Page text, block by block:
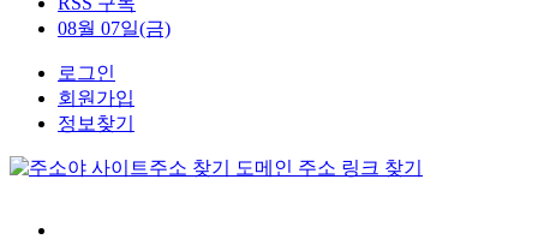
08월 07일(금)
로그인
회원가입
정보찾기